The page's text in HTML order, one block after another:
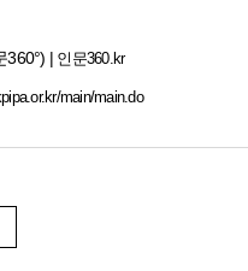
360°) | 인문360.kr
main/main.do